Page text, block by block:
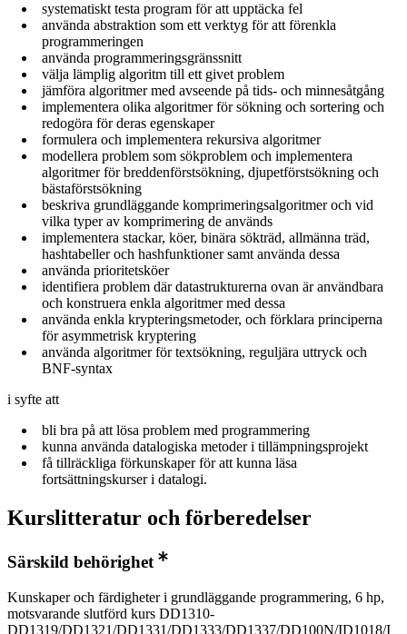
systematiskt testa program för att upptäcka fel
använda abstraktion som ett verktyg för att förenkla
programmeringen
använda programmeringsgränssnitt
välja lämplig algoritm till ett givet problem
jämföra algoritmer med avseende på tids- och minnesåtgång
implementera olika algoritmer för sökning och sortering och
redogöra för deras egenskaper
formulera och implementera rekursiva algoritmer
modellera problem som sökproblem och implementera
algoritmer för breddenförstsökning, djupetförstsökning och
bästaförstsökning
beskriva grundläggande komprimeringsalgoritmer och vid
vilka typer av komprimering de används
implementera stackar, köer, binära sökträd, allmänna träd,
hashtabeller och hashfunktioner samt använda dessa
använda prioritetsköer
identifiera problem där datastrukturerna ovan är användbara
och konstruera enkla algoritmer med dessa
använda enkla krypteringsmetoder, och förklara principerna
för asymmetrisk kryptering
använda algoritmer för textsökning, reguljära uttryck och
BNF-syntax
i syfte att
bli bra på att lösa problem med programmering
kunna använda datalogiska metoder i tillämpningsprojekt
få tillräckliga förkunskaper för att kunna läsa
fortsättningskurser i datalogi.
Kurslitteratur och förberedelser
Särskild behörighet
Kunskaper och färdigheter i grundläggande programmering, 6 hp,
motsvarande slutförd kurs DD1310-
DD1319/DD1321/DD1331/DD1333/DD1337/DD100N/ID1018/I